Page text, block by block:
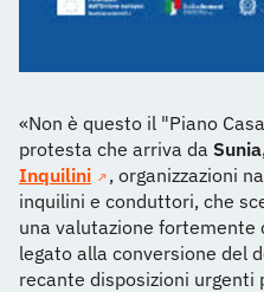
«Non è questo il "Piano
protesta che arriva da
Inquilini
, organizzazioni
inquilini e conduttori, che
una valutazione
legato alla conversione del
recante disposizioni urgenti